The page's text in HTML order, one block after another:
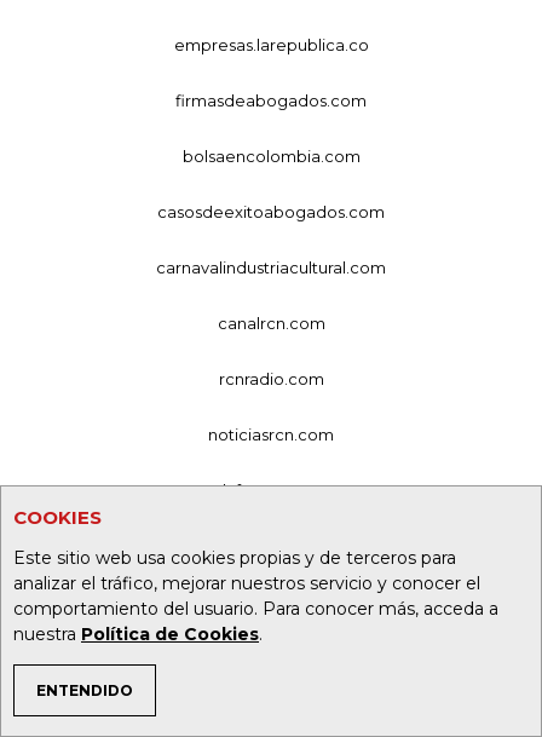
COOKIES
Este sitio web usa cookies propias y de terceros para
analizar el tráfico, mejorar nuestros servicio y conocer el
comportamiento del usuario. Para conocer más, acceda a
nuestra Política de Cookies.
ENTENDIDO
TEMAS DE INTERÉS
empresas.larepublica.co
firmasdeabogados.com
bolsaencolombia.com
casosdeexitoabogados.com
carnavalindustriacultural.com
canalrcn.com
rcnradio.com
noticiasrcn.com
lafm.com.co
deportesrcn.com
Organización Ardila Lülle - oal.com.co